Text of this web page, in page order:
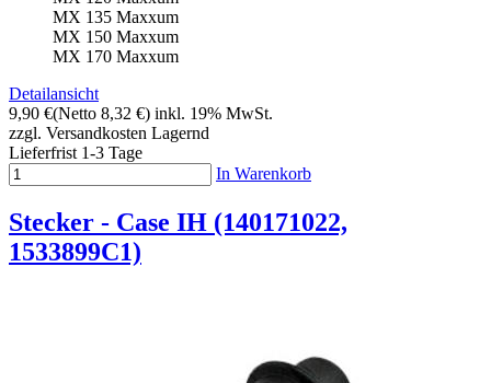
MX 135 Maxxum
MX 150 Maxxum
MX 170 Maxxum
Detailansicht
9,90 €(Netto 8,32 €) inkl. 19% MwSt.
zzgl. Versandkosten Lagernd
Lieferfrist 1-3 Tage
In Warenkorb
Stecker - Case IH (140171022,
1533899C1)